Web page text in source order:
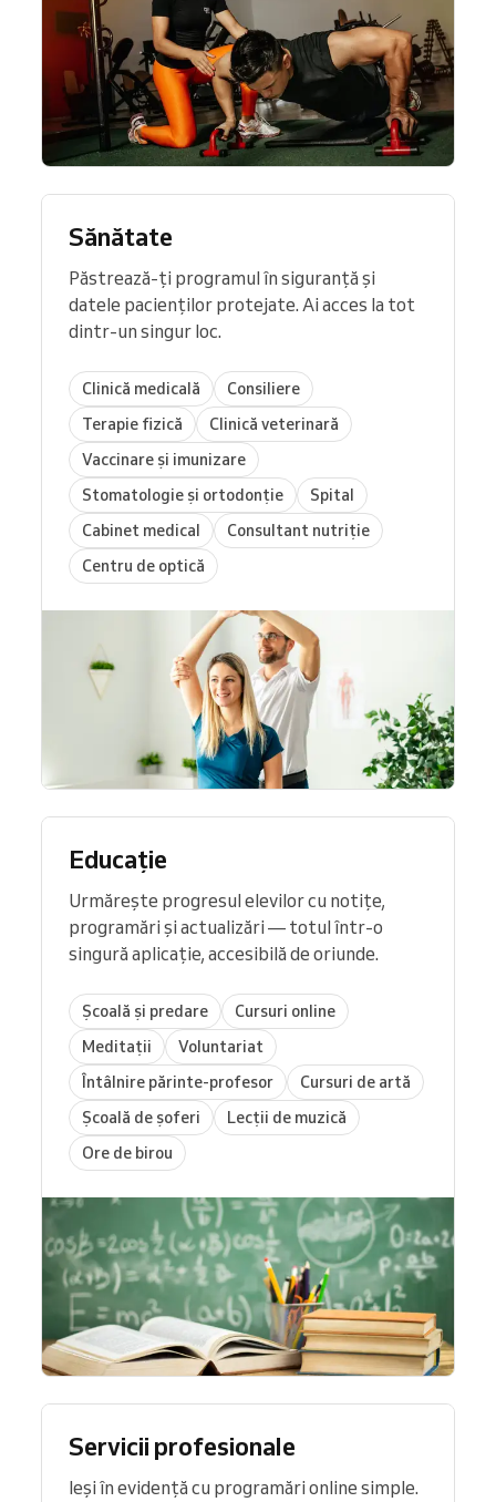
Sănătate
Păstrează-ți programul în siguranță și
datele pacienților protejate. Ai acces la tot
dintr-un singur loc.
Clinică medicală
Consiliere
Terapie fizică
Clinică veterinară
Vaccinare și imunizare
Stomatologie și ortodonție
Spital
Cabinet medical
Consultant nutriție
Centru de optică
Educație
Urmărește progresul elevilor cu notițe,
programări și actualizări — totul într-o
singură aplicație, accesibilă de oriunde.
Școală și predare
Cursuri online
Meditații
Voluntariat
Întâlnire părinte-profesor
Cursuri de artă
Școală de șoferi
Lecții de muzică
Ore de birou
Servicii profesionale
Ieși în evidență cu programări online simple.